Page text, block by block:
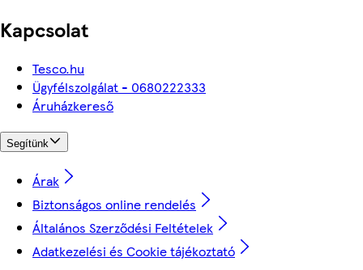
Kapcsolat
Tesco.hu
Ügyfélszolgálat - 0680222333
Áruházkereső
Segítünk
Árak
Biztonságos online rendelés
Általános Szerződési Feltételek
Adatkezelési és Cookie tájékoztató